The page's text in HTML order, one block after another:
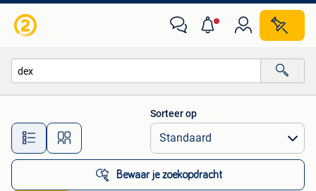
Alle afstanden…
Sorteer op
Bewaar je zoekopdracht